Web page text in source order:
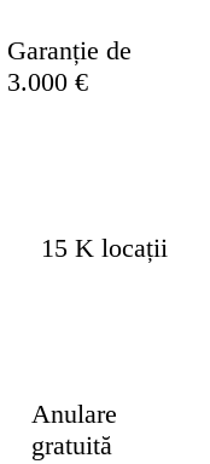
Garanție de
3.000 €
15 K locații
Anulare
gratuită